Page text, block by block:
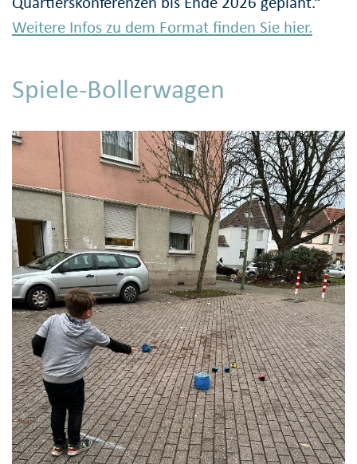
Weitere Infos zu dem Format finden Sie hier.
Spiele-Bollerwagen